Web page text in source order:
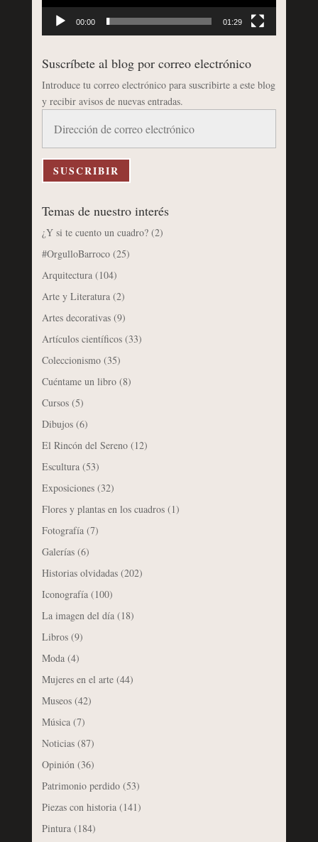
00:00 01:29
Suscríbete al blog por correo electrónico
Introduce tu correo electrónico para suscribirte a este blog
y recibir avisos de nuevas entradas.
correo
electrónico
SUSCRIBIR
Temas de nuestro interés
¿Y si te cuento un cuadro?(2)
#OrgulloBarroco(25)
Arquitectura(104)
Arte y Literatura(2)
Artes decorativas(9)
Artículos científicos(33)
Coleccionismo(35)
Cuéntame un libro(8)
Cursos(5)
Dibujos(6)
El Rincón del Sereno(12)
Escultura(53)
Exposiciones(32)
Flores y plantas en los cuadros(1)
Fotografía(7)
Galerías(6)
Historias olvidadas(202)
Iconografía(100)
La imagen del día(18)
Libros(9)
Moda(4)
Mujeres en el arte(44)
Museos(42)
Música(7)
Noticias(87)
Opinión(36)
Patrimonio perdido(53)
Piezas con historia(141)
Pintura(184)